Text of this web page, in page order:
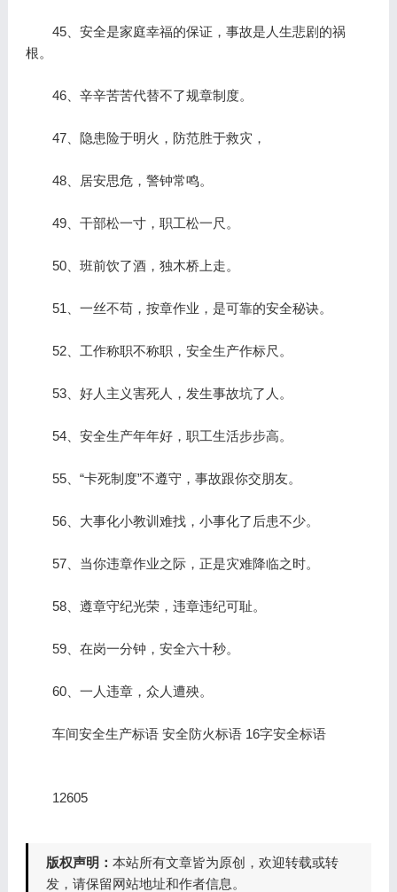
45、安全是家庭幸福的保证，事故是人生悲剧的祸
根。
46、辛辛苦苦代替不了规章制度。
47、隐患险于明火，防范胜于救灾，
48、居安思危，警钟常鸣。
49、干部松一寸，职工松一尺。
50、班前饮了酒，独木桥上走。
51、一丝不苟，按章作业，是可靠的安全秘诀。
52、工作称职不称职，安全生产作标尺。
53、好人主义害死人，发生事故坑了人。
54、安全生产年年好，职工生活步步高。
55、“卡死制度”不遵守，事故跟你交朋友。
56、大事化小教训难找，小事化了后患不少。
57、当你违章作业之际，正是灾难降临之时。
58、遵章守纪光荣，违章违纪可耻。
59、在岗一分钟，安全六十秒。
60、一人违章，众人遭殃。
车间安全生产标语 安全防火标语 16字安全标语
12605
版权声明： 本站所有文章皆为原创，欢迎转载或转
发，请保留网站地址和作者信息。